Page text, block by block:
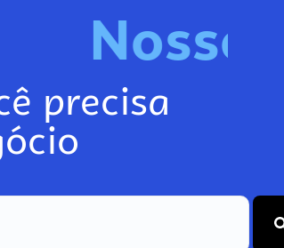
Nosso
precisa